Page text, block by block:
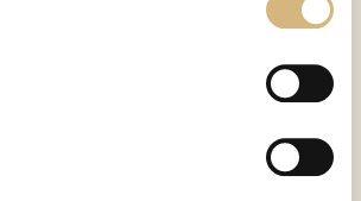
und im
darüber, wer wir sind, wie Sie uns
und wie wir personenbezogene